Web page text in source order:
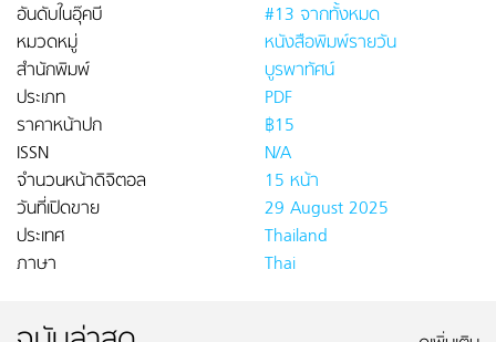
อันดับในอุ๊คบี
#13 จากทั้งหมด
หมวดหมู่
หนังสือพิมพ์รายวัน
สำนักพิมพ์
บูรพาทัศน์
ประเภท
PDF
ราคาหน้าปก
฿15
ISSN
N/A
จำนวนหน้าดิจิตอล
15 หน้า
วันที่เปิดขาย
29 August 2025
ประเทศ
Thailand
ภาษา
Thai